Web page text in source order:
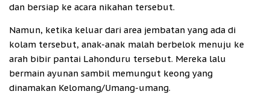
dan bersiap ke acara nikahan tersebut.
Namun, ketika keluar dari area jembatan yang ada di
kolam tersebut, anak-anak malah berbelok menuju ke
arah bibir pantai Lahonduru tersebut. Mereka lalu
bermain ayunan sambil memungut keong yang
dinamakan Kelomang/Umang-umang.